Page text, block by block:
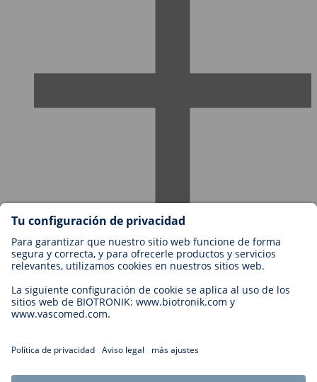
Empleos en BIOTRONIK
Niveles profesionales
¿Por qué trabajar con nosotros?
Oportunidad profesional
Contacto
Cookie Settings